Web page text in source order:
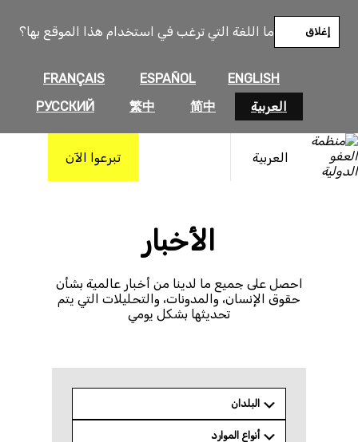
ما اللغة التي ترغب في استخدام هذا الموقع بها؟
ENGLISH
ESPAÑOL
FRANÇAIS
العربية
简中
繁中
РУССКИЙ
إغلاق
العربية تبرعوا الآن
المحتوى
الأخبار
احصل على جميع ما لدينا من أخبار عالمية بشأن
حقوق الإنسان، والمدونات، والتحليلات التي يتم
تحديثها بشكل يومي
البلدان
أنواع الموارد